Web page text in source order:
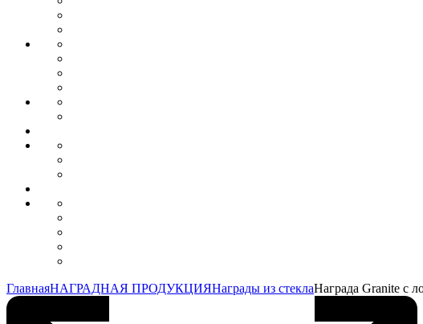
ГлавнаяНАГРАДНАЯ ПРОДУКЦИЯНаграды из стеклаНаграда Granite с